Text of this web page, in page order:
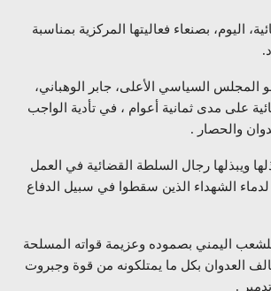
اليوم، بصنعاء فعاليتها المركزية بمناسبة
المجلس السياسي الأعلى، جابر الوهباني،
على مدى ثمانية أعوام ، في تأدية الواجب
والحصار .
ويبذلها رجال السلطة القضائية في العمل
لدماء الشهداء الذين سقطوا في سبيل الدفاع
اليمني بصموده وعزيمة قواته المسلحة
العدوان بكل ما يمتلكونه من قوة وجبروت
.